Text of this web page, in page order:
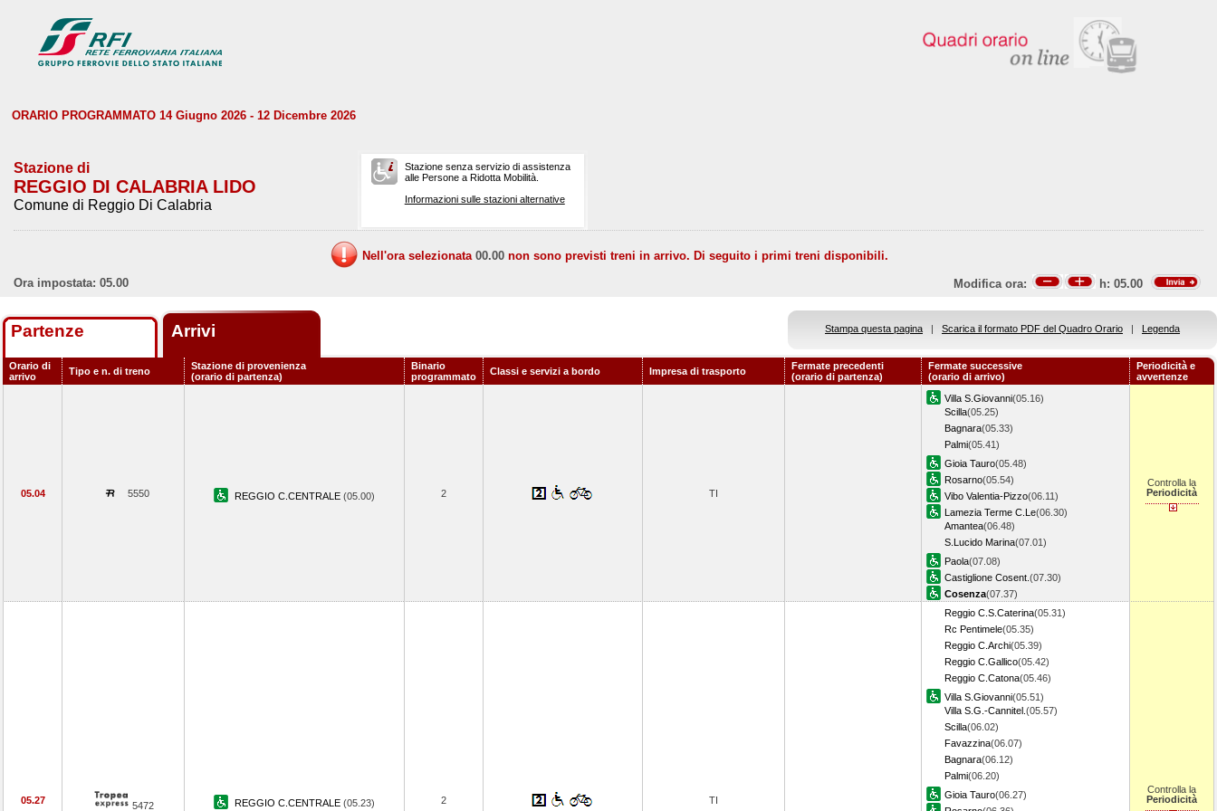
ORARIO PROGRAMMATO 14 Giugno 2026 - 12 Dicembre 2026
Stazione di
REGGIO DI CALABRIA LIDO
Comune di Reggio Di Calabria
Stazione senza servizio di assistenza
alle Persone a Ridotta Mobilità.
Informazioni sulle stazioni alternative
Nell'ora selezionata 00.00 non sono previsti treni in arrivo. Di seguito i primi treni disponibili.
Ora impostata: 05.00
Modifica ora: h: 05.00
Partenze Arrivi Stampa questa pagina | Scarica il formato PDF del Quadro Orario | Legenda
Orario di
arrivo
Tipo e n. di treno
Stazione di provenienza
(orario di partenza)
Binario
programmato
Classi e servizi a bordo Impresa di trasporto
Fermate precedenti
(orario di partenza)
Fermate successive
(orario di arrivo)
Periodicità e
avvertenze
05.04 5550 REGGIO C.CENTRALE (05.00) 2 TI
Villa S.Giovanni(05.16)
Scilla(05.25)
Bagnara(05.33)
Palmi(05.41)
Gioia Tauro(05.48)
Rosarno(05.54)
Vibo Valentia-Pizzo(06.11)
Lamezia Terme C.Le(06.30)
Amantea(06.48)
S.Lucido Marina(07.01)
Paola(07.08)
Castiglione Cosent. (07.30)
Cosenza(07.37)
Controlla la
Periodicità
05.27 5472 REGGIO C.CENTRALE (05.23) 2 TI
Reggio C.S.Caterina(05.31)
Rc Pentimele(05.35)
Reggio C.Archi(05.39)
Reggio C.Gallico(05.42)
Reggio C.Catona(05.46)
Villa S.Giovanni(05.51)
Villa S.G.-Cannitel. (05.57)
Scilla(06.02)
Favazzina(06.07)
Bagnara(06.12)
Palmi(06.20)
Gioia Tauro(06.27)
Controlla la
Periodicità